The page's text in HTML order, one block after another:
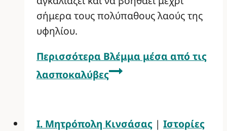
σήμερα τους πολύπαθους λαούς της
υφηλίου.
Περισσότερα Βλέμμα μέσα από τις
λασποκαλύβες
Ι. Μητρόπολη Κινσάσας | Ιστορίες